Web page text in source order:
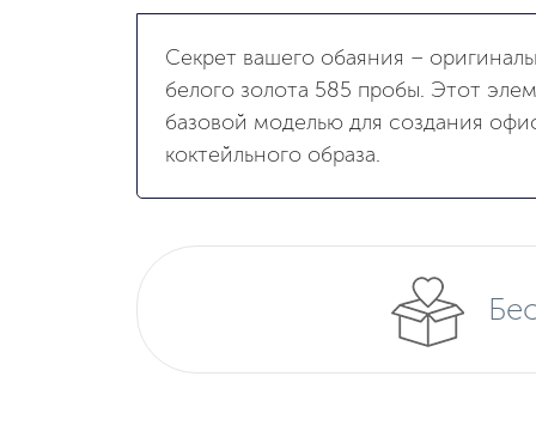
Секрет вашего обаяния –
белого золота 585 пробы. Этот
базовой моделью для создания
коктейльного образа.